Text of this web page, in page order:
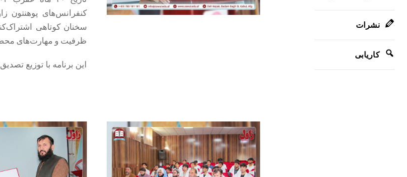
نشرات
کاریابی
کنفرانس‌های پوهنتون
سخنان کوتاهی
ظرفیت و مهارت‌های
این برنامه با توزیع